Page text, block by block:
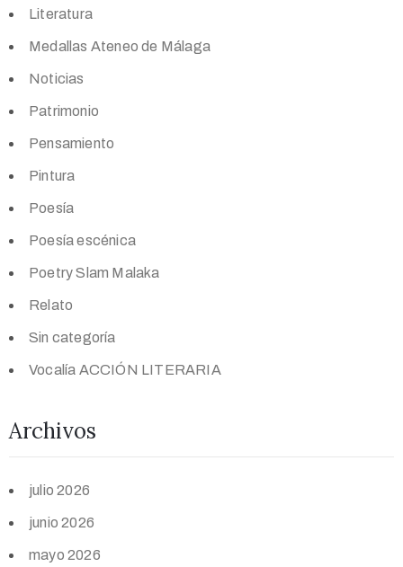
Literatura
Medallas Ateneo de Málaga
Noticias
Patrimonio
Pensamiento
Pintura
Poesía
Poesía escénica
Poetry Slam Malaka
Relato
Sin categoría
Vocalía ACCIÓN LITERARIA
Archivos
julio 2026
junio 2026
mayo 2026